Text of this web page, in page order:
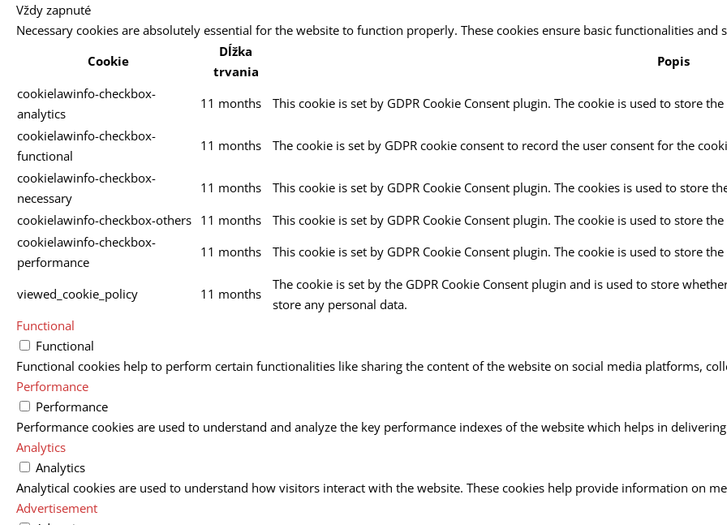
Vždy zapnuté
Necessary cookies are absolutely essential for the website to function properly. These cookies ensure basic functionalities
Cookie
Dĺžka
trvania
Popis
cookielawinfo-checkbox-
analytics
11 months
This cookie is set by GDPR Cookie Consent plugin. The cookie is used to store
cookielawinfo-checkbox-
functional
11 months
The cookie is set by GDPR cookie consent to record the user consent for the
cookielawinfo-checkbox-
necessary
11 months
This cookie is set by GDPR Cookie Consent plugin. The cookies is used to store
cookielawinfo-checkbox-others 11 months
This cookie is set by GDPR Cookie Consent plugin. The cookie is used to store
cookielawinfo-checkbox-
performance
11 months This cookie is set by GDPR Cookie Consent plugin. The cookie is used to store
viewed_cookie_policy 11 months
The cookie is set by the GDPR Cookie Consent plugin and is used to store
store any personal data.
Functional
Functional
Functional cookies help to perform certain functionalities like sharing the content of the website on social media platforms,
Performance
Performance
Performance cookies are used to understand and analyze the key performance indexes of the website which helps in
Analytics
Analytics
Analytical cookies are used to understand how visitors interact with the website. These cookies help provide information on
Advertisement